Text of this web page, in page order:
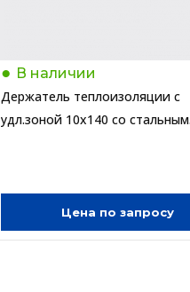
В наличии
Держатель теплоизоляции с
удл.зоной 10х140 со стальным
Цена по запросу